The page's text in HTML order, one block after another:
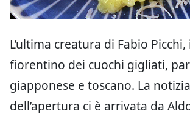
L’ultima creatura di Fabio
fiorentino dei cuochi gigliati,
giapponese e toscano. La notizia
dell’apertura ci è arrivata da